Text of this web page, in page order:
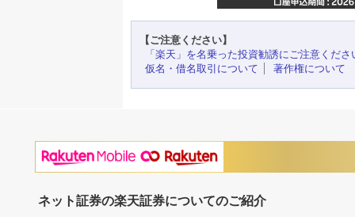
【ご注意ください】
「楽天」を名乗った投資勧誘にご注意くださ
仮名・借名取引について
著作権について
ネット証券の楽天証券についてのご紹介